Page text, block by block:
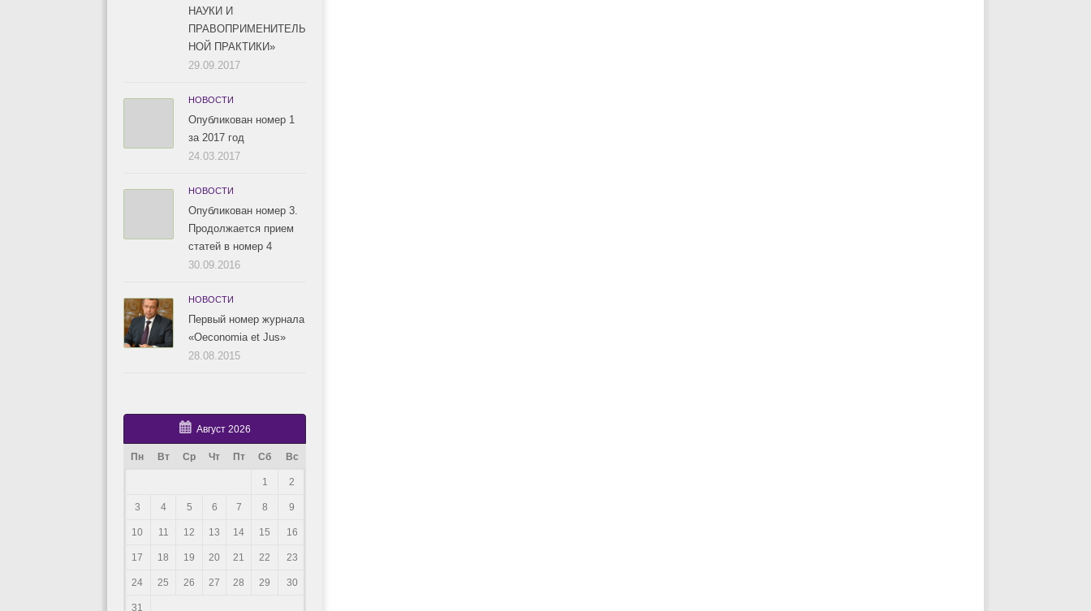
НАУКИ И
ПРАВОПРИМЕНИТЕЛЬ
НОЙ ПРАКТИКИ»
29.09.2017
НОВОСТИ
Опубликован номер 1
за 2017 год
24.03.2017
НОВОСТИ
Опубликован номер 3.
Продолжается прием
статей в номер 4
30.09.2016
НОВОСТИ
Первый номер журнала
«Oeconomia et Jus»
28.08.2015
Август 2026
Пн Вт Ср Чт Пт Сб Вс
1 2
3 4 5 6 7 8 9
10 11 12 13 14 15 16
17 18 19 20 21 22 23
24 25 26 27 28 29 30
31